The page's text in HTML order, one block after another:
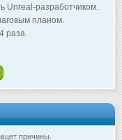
Unreal-разработчиком.
планом.
раза.
причины.